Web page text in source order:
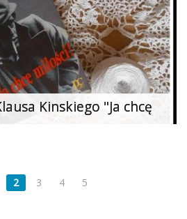
Kinskiego "Ja chcę
2 3 4
5